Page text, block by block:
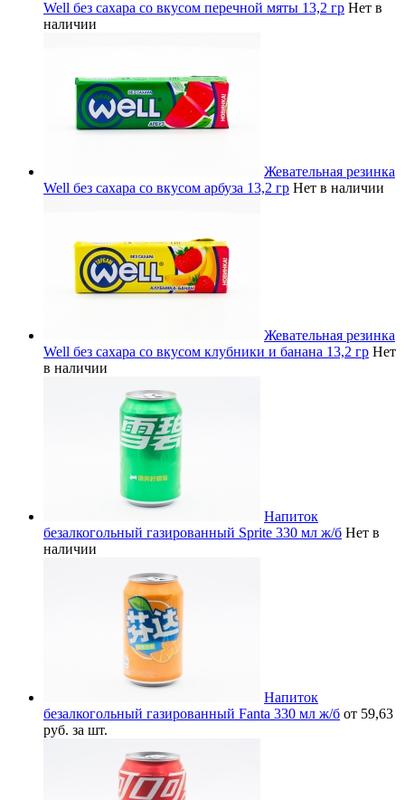
Well без сахара со вкусом перечной мяты 13,2 гр Нет в
наличии
Жевательная резинка
Well без сахара со вкусом арбуза 13,2 гр Нет в наличии
Жевательная резинка
Well без сахара со вкусом клубники и банана 13,2 гр Нет
в наличии
Напиток
безалкогольный газированный Sprite 330 мл ж/б Нет в
наличии
Напиток
безалкогольный газированный Fanta 330 мл ж/б от 59,63
руб. за шт.